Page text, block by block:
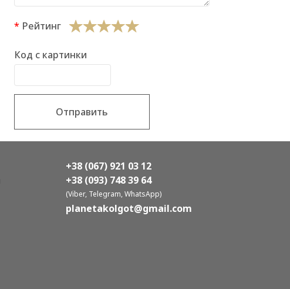
Рейтинг
Код с картинки
Отправить
+38 (067) 921 03 12
+38 (093) 748 39 64
(Viber, Telegram, WhatsApp)
planetakolgot@gmail.com